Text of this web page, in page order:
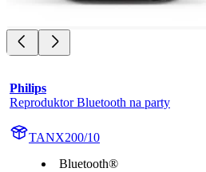
Philips
Reproduktor Bluetooth na party
TANX200/10
Bluetooth®